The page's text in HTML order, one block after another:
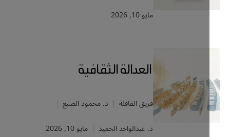
العدالة الثقافية
فريق القافلة
د. محمود الضبع
د. عبدالواحد الحميد
مايو 10, 2026